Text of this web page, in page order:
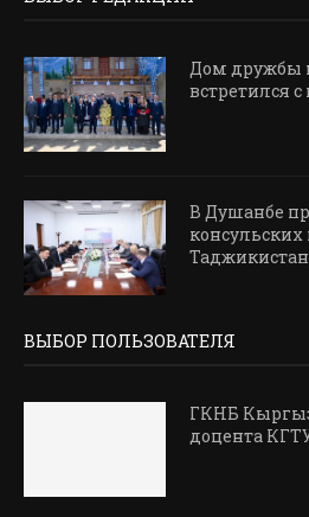
Дом дружбы
встретился
В Душанбе
консульских
ВЫБОР ПОЛЬЗОВАТЕЛЯ
ГКНБ
доцента